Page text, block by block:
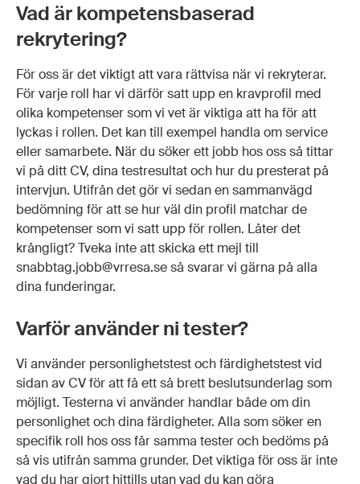
Vad är kompetensbaserad
rekrytering?
För oss är det viktigt att vara rättvisa när vi rekryterar.
För varje roll har vi därför satt upp en kravprofil med
olika kompetenser som vi vet är viktiga att ha för att
lyckas i rollen. Det kan till exempel handla om service
eller samarbete. När du söker ett jobb hos oss så tittar
vi på ditt CV, dina testresultat och hur du presterat på
intervjun. Utifrån det gör vi sedan en sammanvägd
bedömning för att se hur väl din profil matchar de
kompetenser som vi satt upp för rollen. Låter det
krångligt? Tveka inte att skicka ett mejl till
snabbtag.jobb@vrresa.se så svarar vi gärna på alla
dina funderingar.
Varför använder ni tester?
Vi använder personlighetstest och färdighetstest vid
sidan av CV för att få ett så brett beslutsunderlag som
möjligt. Testerna vi använder handlar både om din
personlighet och dina färdigheter. Alla som söker en
specifik roll hos oss får samma tester och bedöms på
så vis utifrån samma grunder. Det viktiga för oss är inte
vad du har gjort hittills utan vad du kan göra